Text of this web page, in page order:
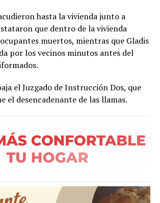
hasta la vivienda junto a
que dentro de la vivienda
muertos, mientras que Gladis
por los vecinos minutos antes del
el Juzgado de Instrucción Dos, que
el desencadenante de las llamas.